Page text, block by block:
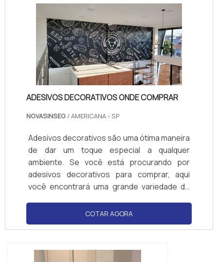
ADESIVOS DECORATIVOS ONDE COMPRAR
NOVASINSEG / AMERICANA - SP
Adesivos decorativos são uma ótima maneira
de dar um toque especial a qualquer
ambiente. Se você está procurando por
adesivos decorativos para comprar, aqui
você encontrará uma grande variedade de
Navegue por nossa seleção de adesivos
decorativos e encontre o que melhor se
adesivos decorativos online com segurança
e facilidade.
COTAR AGORA